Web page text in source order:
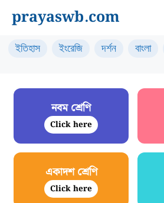
content
prayaswb.com
ইতিহাস ইংরেজি দর্শন বাংলা
নবম শ্রেণি
Click here
একাদশ শ্রেণি
Click here